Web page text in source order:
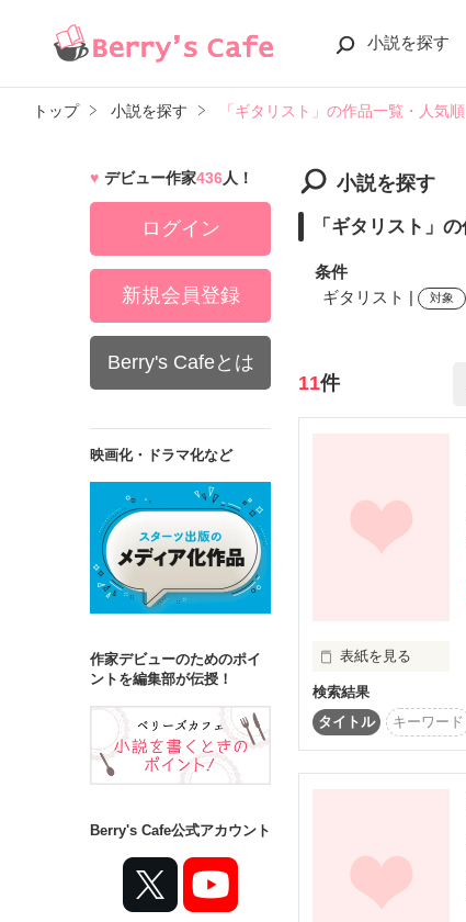
小説を探す
トップ 小説を探す 「ギタリスト」の作品一覧・人気順
小説を探す
「ギタリスト」
条件
ギタリスト |
対象
検索ワード
詳しく検索
ジャンル
作品の長さ
長編
11件
表紙を見る
.
あなたとなら
｡ﾟ｡*ﾟ歌姫ﾟ*｡ﾟ｡
木ノ下 彩良(きの
検索結果
タイトル
キーワード
デビュー作家436人！
ログイン
新規会員登録
Berry's Cafeとは
映画化・ドラマ化など
作家デビューのためのポイ
ントを編集部が伝授！
Berry's Cafe公式アカウント